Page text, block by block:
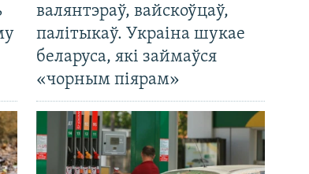
валянтэраў, вайскоўцаў,
палітыкаў. Украіна шукае
беларуса, які займаўся
«чорным піярам»